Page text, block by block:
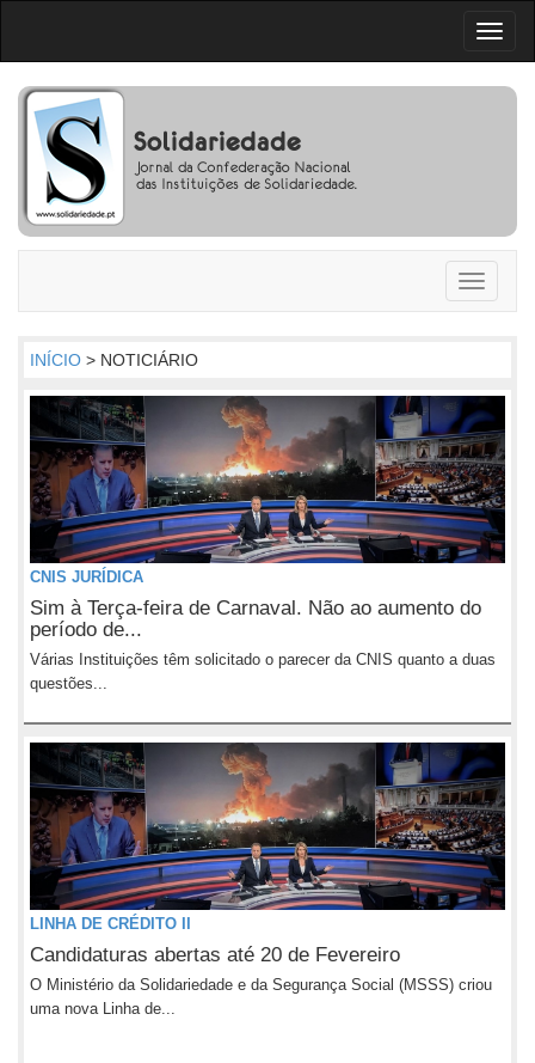
Toggle
INÍCIO > NOTICIÁRIO
CNIS JURÍDICA
Sim à Terça-feira de Carnaval. Não ao aumento do
período de...
Várias Instituições têm solicitado o parecer da CNIS quanto a duas
questões...
LINHA DE CRÉDITO II
Candidaturas abertas até 20 de Fevereiro
O Ministério da Solidariedade e da Segurança Social (MSSS) criou
uma nova Linha de...